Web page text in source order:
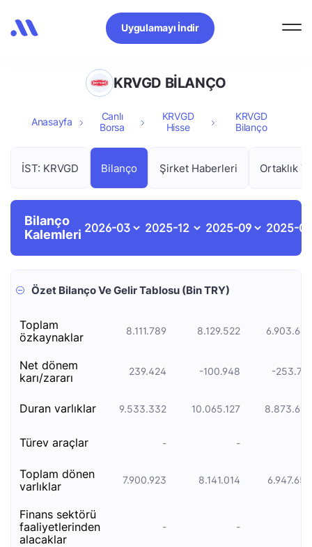
Uygulamayı İndir
KRVGD BİLANÇO
Anasayfa
Canlı
Borsa
KRVGD
Hisse
KRVGD
Bilanço
İST: KRVGD Bilanço Şirket Haberleri Ortaklık
Bilanço
Kalemleri
Özet Bilanço Ve Gelir Tablosu (Bin TRY)
toplam
özkaynaklar
8.111.789 8.129.522 6.903.668
net dönem
karı/zararı
239.424 -100.948 -253.741
duran varliklar 9.533.332 10.065.127 8.873.693
türev araçlar - -
toplam dönen
varlıklar
7.900.923 8.141.014 6.947.650
finans sektörü
faaliyetlerinden
alacaklar
- -